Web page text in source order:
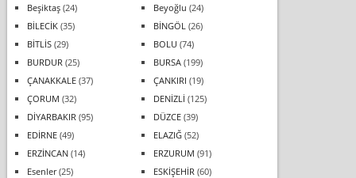
Beşiktaş(24) Beyoğlu (24)
BİLECİK(35) BİNGÖL (26)
BİTLİS(29) BOLU (74)
BURDUR (25) BURSA(199)
ÇANAKKALE(37) ÇANKIRI (19)
ÇORUM (32) DENİZLİ (125)
DİYARBAKIR (95) DÜZCE(39)
EDİRNE(49) ELAZIĞ(52)
ERZİNCAN(14) ERZURUM (91)
Esenler(25) ESKİŞEHİR (60)